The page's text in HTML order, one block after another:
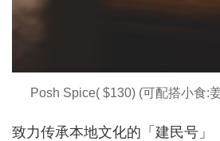
Posh Spice( $130) (可配搭小食:
致力传承本地文化的「建民号」